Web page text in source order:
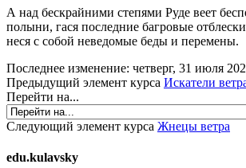
А над бескрайними степями Руде веет
полыни, гася последние багровые
неся с собой неведомые беды и перемены.
Последнее изменение: четверг, 31 июля
Предыдущий элемент курса Искатели
Перейти на...
Следующий элемент курса Жнецы ветра
edu.kulavsky